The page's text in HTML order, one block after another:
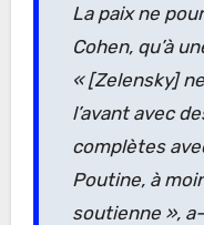
La paix ne
Cohen, qu’à
« [Zelensky]
l’avant avec
complètes
Poutine, à
soutienne »,